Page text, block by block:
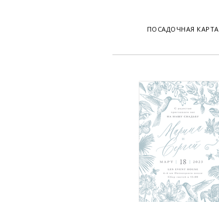
ПОСАДОЧНАЯ КАРТА